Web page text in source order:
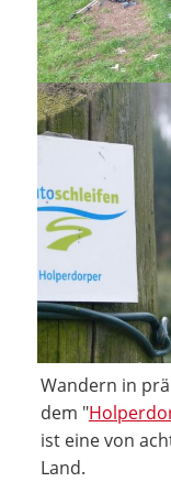
Wandern in
dem "
ist eine von
Land.